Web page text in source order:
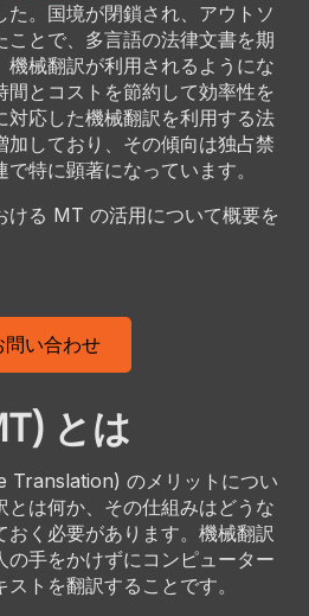
。国境が閉鎖され、アウトソ
ことで、多言語の法律文書を期
機械翻訳が利用されるようにな
間とコストを節約して効率性を
対応した機械翻訳を利用する法
加しており、その傾向は独占禁
特に顕著になっています。
ける MT の活用について概要を
問い合わせ
とは
Translation) のメリットについ
とは何か、その仕組みはどうな
おく必要があります。機械翻訳
の手をかけずにコンピューター
トを翻訳することです。